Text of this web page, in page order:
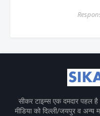
सीकर टाइम्स एक दमदार पहल है
मीडिया को दिल्ली/जयपुर व अन्य